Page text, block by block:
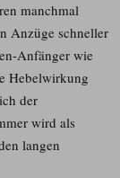
manchmal
Anzüge schneller
Anfänger wie
Hebelwirkung
der
wird als
langen